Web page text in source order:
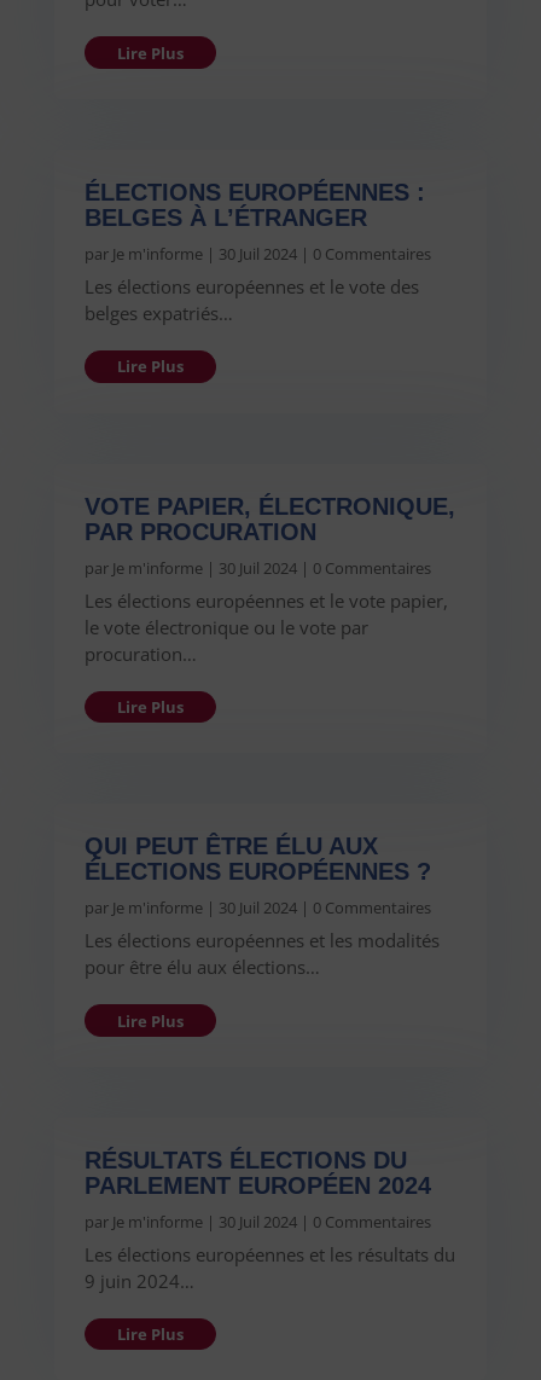
Lire Plus
ÉLECTIONS EUROPÉENNES :
BELGES À L’ÉTRANGER
par Je m'informe| 30 Juil 2024| 0 Commentaires
Les élections européennes et le vote des
belges expatriés…
Lire Plus
VOTE PAPIER, ÉLECTRONIQUE,
PAR PROCURATION
par Je m'informe| 30 Juil 2024| 0 Commentaires
Les élections européennes et le vote papier,
le vote électronique ou le vote par
procuration…
Lire Plus
QUI PEUT ÊTRE ÉLU AUX
ÉLECTIONS EUROPÉENNES ?
par Je m'informe| 30 Juil 2024| 0 Commentaires
Les élections européennes et les modalités
pour être élu aux élections…
Lire Plus
RÉSULTATS ÉLECTIONS DU
PARLEMENT EUROPÉEN 2024
par Je m'informe| 30 Juil 2024| 0 Commentaires
Les élections européennes et les résultats du
9 juin 2024…
Lire Plus